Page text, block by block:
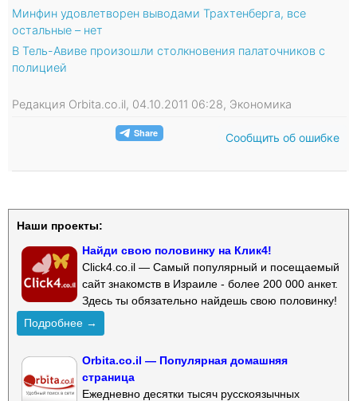
Минфин удовлетворен выводами Трахтенберга, все
остальные – нет
В Тель-Авиве произошли столкновения палаточников с
полицией
Редакция Orbita.co.il, 04.10.2011 06:28, Экономика
Сообщить об ошибке
Наши проекты:
Найди свою половинку на Клик4!
Click4.co.il — Самый популярный и посещаемый
сайт знакомств в Израиле - более 200 000 анкет.
Здесь ты обязательно найдешь свою половинку!
Подробнее →
Orbita.co.il — Популярная домашняя
страница
Ежедневно десятки тысяч русскоязычных